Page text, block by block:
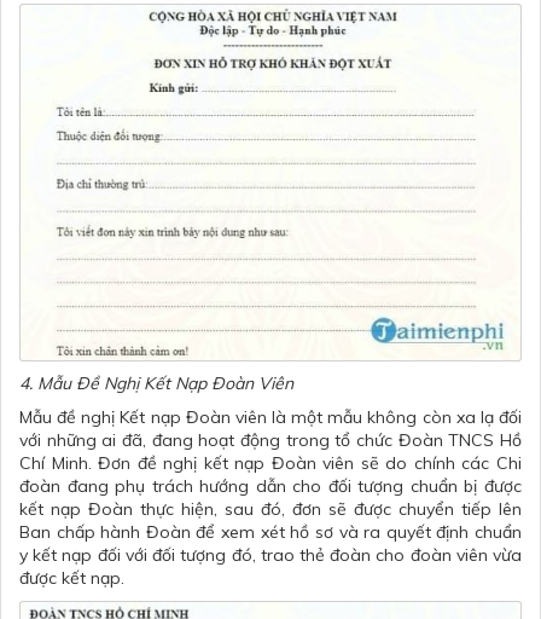
4. Mẫu Đề Nghị Kết Nạp Đoàn Viên
Mẫu đề nghị Kết nạp Đoàn viên là một mẫu không còn xa lạ đối
với những ai đã, đang hoạt động trong tổ chức Đoàn TNCS Hồ
Chí Minh.Đơn đề nghị kết nạp Đoàn viên sẽ do chính các Chi
đoàn đang phụ trách hướng dẫn cho đối tượng chuẩn bị được
kết nạp Đoàn thực hiện, sau đó, đơn sẽ được chuyển tiếp lên
Ban chấp hành Đoàn để xem xét hồ sơ và ra quyết định chuẩn
y kết nạp đối với đối tượng đó, trao thẻ đoàn cho đoàn viên vừa
được kết nạp.